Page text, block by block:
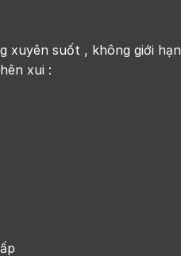
xuyên suốt , không giới hạn
xui :